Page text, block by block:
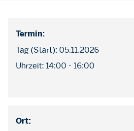
Termin:
Tag (Start): 05.11.2026
Uhrzeit: 14:00 - 16:00
Ort: